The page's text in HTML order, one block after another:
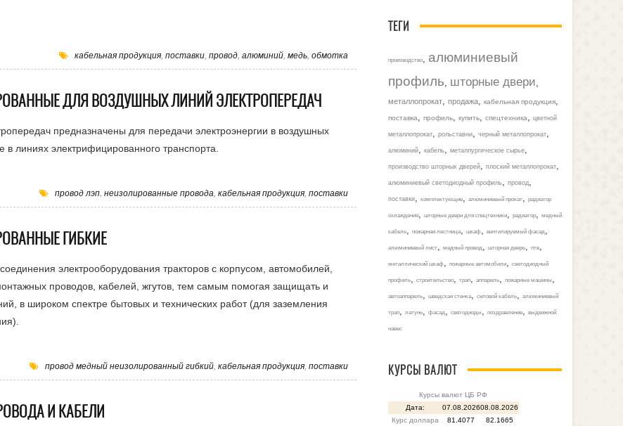
кабельная продукция, поставки, провод, алюминий, медь, обмотка
ДЛЯ ВОЗДУШНЫХ ЛИНИЙ ЭЛЕКТРОПЕРЕДАЧ
предназначены для передачи электроэнергии в воздушных
линиях электрифицированного транспорта.
провод лэп. неизолированные провода, кабельная продукция, поставки
ГИБКИЕ
электрооборудования тракторов с корпусом, автомобилей,
проводов, кабелей, жгутов, тем самым помогая защищать и
в широком спектре бытовых и технических работ (для заземления
провод медный неизолированный гибкий, кабельная продукция, поставки
И КАБЕЛИ
ТЕГИ
производство, алюминиевый
профиль шторные двери
металлопрокат, продажа, кабельная продукция,
поставка профиль, купить, спецтехника
цветной
металлопрокат, рольставни, черный металлопрокат,
алюминий, кабель, металлургическое сырье,
производство шторных дверей, плоский металлопрокат,
алюминиевый светодиодный профиль, провод,
поставки, комплектующие, алюминиевый прокат, радиатор
охлаждения, шторные двери для спецтехники, радиатор, медный
кабель, пожарная лестница, шкаф, вентилируемый фасад
алюминиевый лист, медный провод шторная дверь, птв,
металлический шкаф, пожарные автомобили, светодиодный
профиль, строительство, трап, аппарель, пожарные машины,
автоаппарель, шведская стенка, силовой кабель, алюминиевый
трап, латунь, фасад светодиоды, поздравление, выдвижной
навес
КУРСЫ ВАЛЮТ
Курсы валют ЦБ РФ
Дата:
07.08.202608.08.2026
Курс доллара
81.4077
82.1665